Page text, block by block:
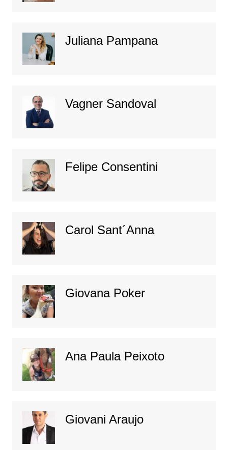
Juliana Pampana
Vagner Sandoval
Felipe Consentini
Carol Sant´Anna
Giovana Poker
Ana Paula Peixoto
Giovani Araujo